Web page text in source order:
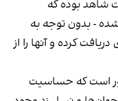
شاهد بوده که
- بدون توجه به
کرده و آنها را از
است که حساسیت